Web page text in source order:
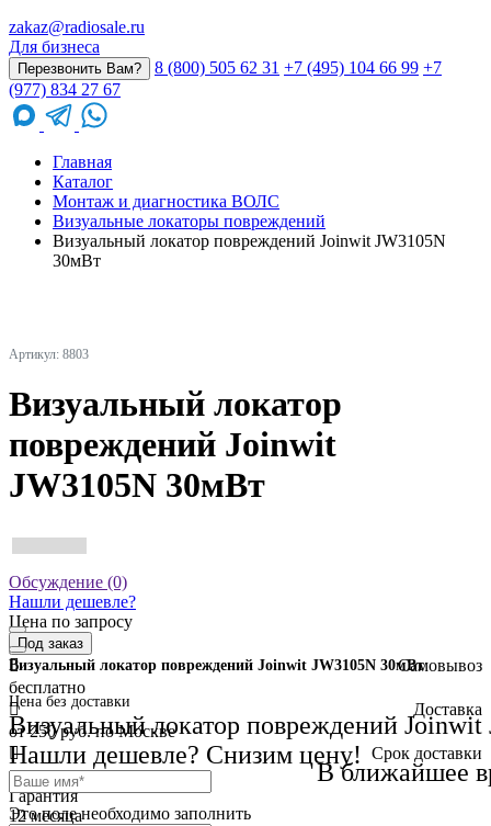
zakaz@radiosale.ru
Для бизнеса
Перезвонить Вам? 8 (800) 505 62 31 +7 (495) 104 66 99 +7
(977) 834 27 67
Главная
Каталог
Монтаж и диагностика ВОЛС
Визуальные локаторы повреждений
Визуальный локатор повреждений Joinwit JW3105N
30мВт
Артикул: 8803
Визуальный локатор
повреждений Joinwit
JW3105N 30мВт
Обсуждение (0)
Визуальный локатор повреждений Joinwit JW3105N 30мВт
Цена без доставки
Визуальный локатор повреждений
Нашли дешевле? Снизим цену!
Это поле необходимо заполнить
Нашли дешевле?
В ближайшее
Цена по запросу
Под заказ
Самовывоз
бесплатно
Доставка
от 250 руб. по Москве
Cрок доставки
сегодня или позднее
Гарантия
12 месяца